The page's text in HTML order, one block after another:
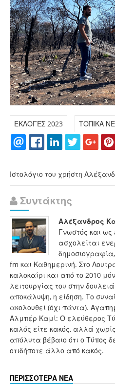
ΕΚΛΟΓΕΣ 2023 ΤΟΠΙΚΑ
Ιστολόγιο του χρήστη
Συντάκτης
Αλέξανδρος
Γνωστός και ως
ασχολείται
fm και Καθημερινή. Στο
καλοκαίρι και από το 2010
λειτουργίας του στην
αποκάλυψη, η είδηση. Το
ακολουθεί (όχι πάντα).
Αλμπέρ Καμί: Ο ελεύθερος
καλός είτε κακός, αλλά
απόλυτα βέβαιο ότι ο Τύπος
οτιδήποτε άλλο από κακός.
ΠΕΡΙΣΣΟΤΕΡΑ ΝΕΑ